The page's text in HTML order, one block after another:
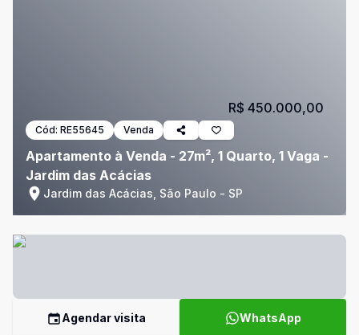
Cód: RE55645 Venda
Apartamento à Venda - 27m², 1 Quarto, 1 Vaga -
Jardim das Acácias
Jardim das Acácias, São Paulo - SP
R$ 450.000,00
Agendar visita WhatsApp